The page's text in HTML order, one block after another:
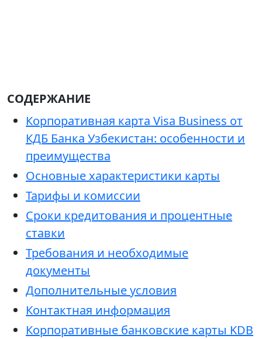
СОДЕРЖАНИЕ
Корпоративная карта Visa Business от
КДБ Банка Узбекистан: особенности и
преимущества
Основные характеристики карты
Тарифы и комиссии
Сроки кредитования и процентные
ставки
Требования и необходимые
документы
Дополнительные условия
Контактная информация
Корпоративные банковские карты KDB